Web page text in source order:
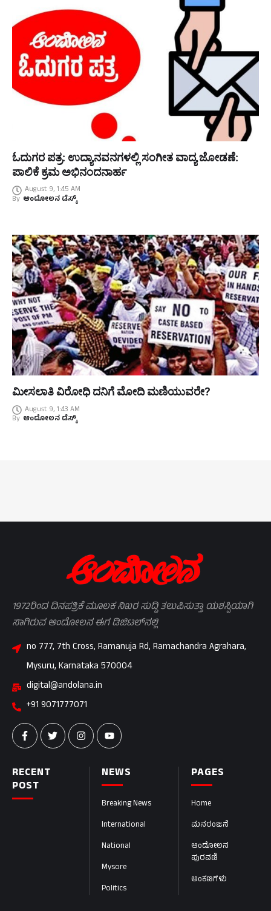
ಓದುಗರ ಪತ್ರ: ಉದ್ಯಾನವನಗಳಲ್ಲಿ ಸಂಗೀತ ವಾದ್ಯ ಜೋಡಣೆ:
ಪಾಲಿಕೆ ಕ್ರಮ ಅಭಿನಂದನಾರ್ಹ
August 9, 1:45 AM
By ಆಂದೋಲನ ಡೆಸ್ಕ್
ಮೀಸಲಾತಿ ವಿರೋಧಿ ದನಿಗೆ ಮೋದಿ ಮಣಿಯುವರೇ?
August 9, 1:43 AM
By ಆಂದೋಲನ ಡೆಸ್ಕ್
PAGES
Home
ಮನರಂಜನೆ
ಆಂದೋಲನ
ಪುರವಣಿ
ಅಂಕಣಗಳು
NEWS
Breaking News
International
National
Mysore
Politics
RECENT
POST
1972ರಿಂದ ದಿನಪತ್ರಿಕೆ ಮೂಲಕ ನಿಖರ ಸುದ್ದಿ ತಲುಪಿಸುತ್ತಾ ಯಶಸ್ವಿಯಾಗಿ
ಸಾಗಿರುವ ಆಂದೋಲನ ಈಗ ಡಿಜಿಟಲ್‌ನಲ್ಲಿ
no 777, 7th Cross, Ramanuja Rd, Ramachandra Agrahara,
Mysuru, Karnataka 570004
digital@andolana.in
+91 9071777071